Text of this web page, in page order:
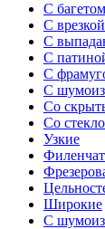
С
С врезкой
С
С
С
С
Со
Со
Узкие
Широкие
С